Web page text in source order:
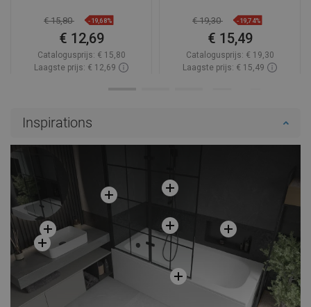
€ 15,80 -19,68%
€ 12,69
Catalogusprijs: € 15,80
Laagste prijs: € 12,69
€ 19,30 -19,74%
€ 15,49
Catalogusprijs: € 19,30
Laagste prijs: € 15,49
Inspirations